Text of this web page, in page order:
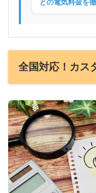
との電気料金を
全国対応！カス